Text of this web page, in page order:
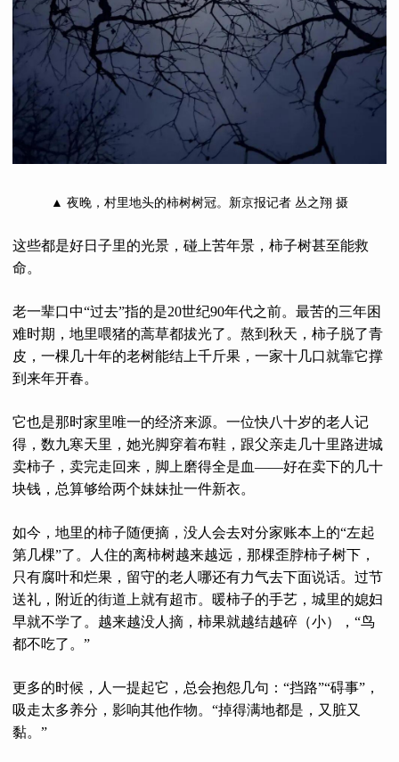
▲ 夜晚，村里地头的柿树树冠。新京报记者 丛之翔 摄
这些都是好日子里的光景，碰上苦年景，柿子树甚至能救
命。
老一辈口中“过去”指的是20世纪90年代之前。最苦的三年困
难时期，地里喂猪的蒿草都拔光了。熬到秋天，柿子脱了青
皮，一棵几十年的老树能结上千斤果，一家十几口就靠它撑
到来年开春。
它也是那时家里唯一的经济来源。一位快八十岁的老人记
得，数九寒天里，她光脚穿着布鞋，跟父亲走几十里路进城
卖柿子，卖完走回来，脚上磨得全是血——好在卖下的几十
块钱，总算够给两个妹妹扯一件新衣。
如今，地里的柿子随便摘，没人会去对分家账本上的“左起
第几棵”了。人住的离柿树越来越远，那棵歪脖柿子树下，
只有腐叶和烂果，留守的老人哪还有力气去下面说话。过节
送礼，附近的街道上就有超市。暖柿子的手艺，城里的媳妇
早就不学了。越来越没人摘，柿果就越结越碎（小），“鸟
都不吃了。”
更多的时候，人一提起它，总会抱怨几句：“挡路”“碍事”，
吸走太多养分，影响其他作物。“掉得满地都是，又脏又
黏。”